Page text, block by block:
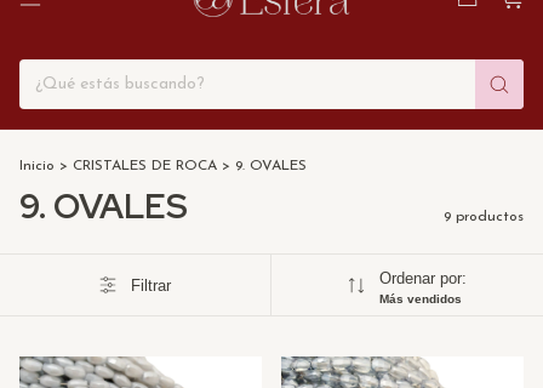
Inicio > CRISTALES DE ROCA > 9. OVALES
9. OVALES 9 productos
Filtrar Ordenar por:
Más vendidos